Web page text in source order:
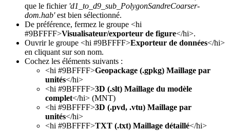
que le fichier 'd1_to_d9_sub_PolygonSandreCoarser-
dom.hab'est bien sélectionné.
De préférence, fermez le groupe <hi
#9BFFFF>Visualisateur/exporteur de figure</hi>.
Ouvrir le groupe <hi #9BFFFF>Exporteur de données</hi>
en cliquant sur son nom.
Cochez les éléments suivants :
<hi #9BFFFF>Geopackage (.gpkg) Maillage par
unités</hi>
<hi #9BFFFF>3D (.slt) Maillage du modèle
complet</hi> (MNT)
<hi #9BFFFF>3D (.pvd, .vtu) Maillage par
unités</hi>
<hi #9BFFFF>TXT (.txt) Maillage détaillé</hi>